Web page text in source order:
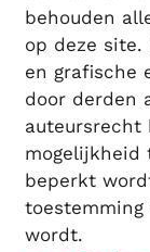
behouden
op deze site.
en grafische
door derden
auteursrecht
mogelijkheid
beperkt
toestemming
wordt.